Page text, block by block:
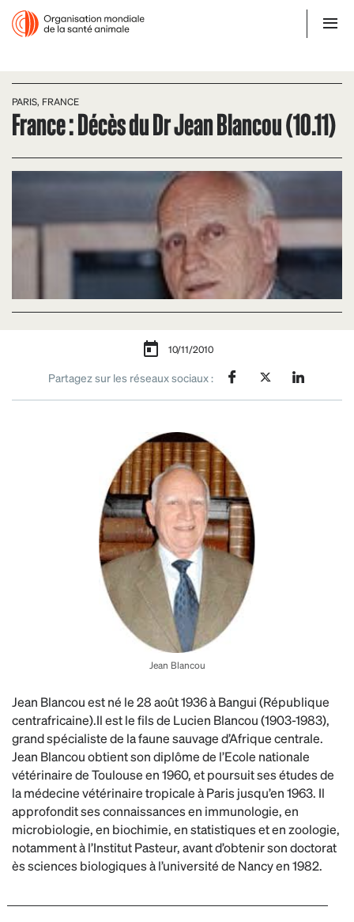
PARIS, FRANCE
France : Décès du Dr Jean Blancou (10.11)
10/11/2010
Partagez sur les réseaux sociaux :
Jean Blancou
Jean Blancou est né le 28 août 1936 à Bangui (République
centrafricaine).Il est le fils de Lucien Blancou (1903-1983),
grand spécialiste de la faune sauvage d’Afrique centrale.
Jean Blancou obtient son diplôme de l’Ecole nationale
vétérinaire de Toulouse en 1960, et poursuit ses études de
la médecine vétérinaire tropicale à Paris jusqu’en 1963. Il
approfondit ses connaissances en immunologie, en
microbiologie, en biochimie, en statistiques et en zoologie,
notamment à l’Institut Pasteur, avant d’obtenir son doctorat
ès sciences biologiques à l’université de Nancy en 1982.